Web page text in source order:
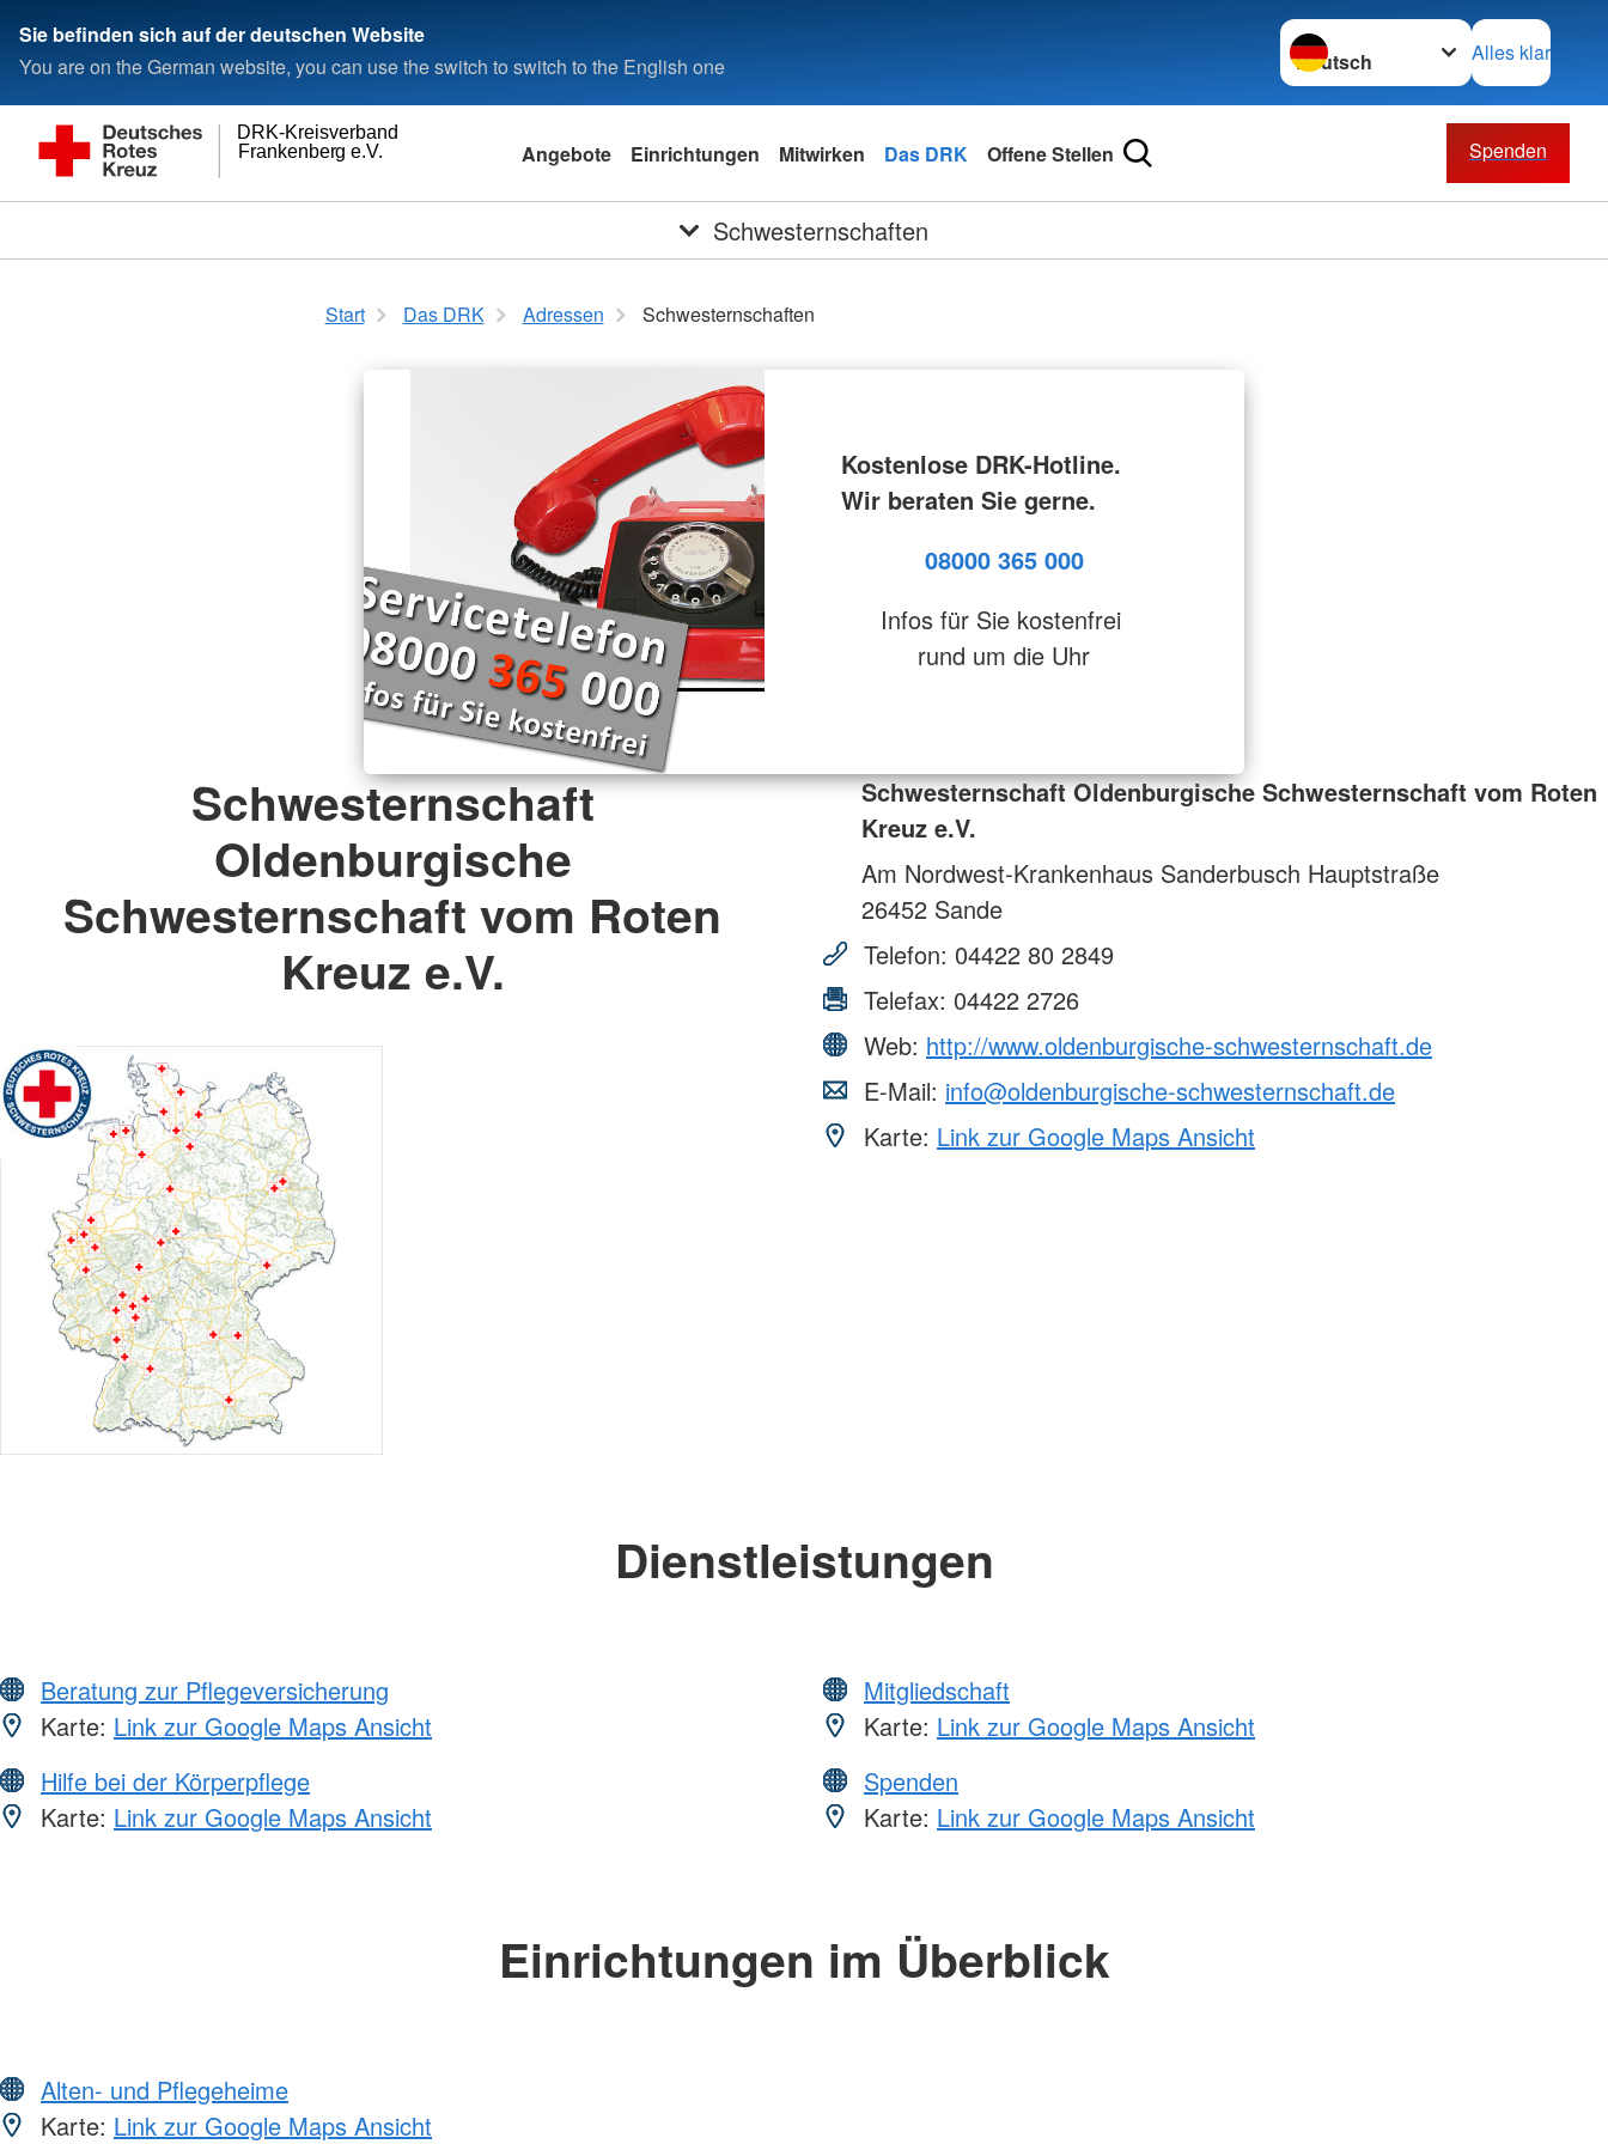
Sie befinden sich auf der deutschen Website
You are on the German website, you can use the switch to switch to the English one
Sprache wechseln zu
Alles klar
Frankenberg e.V.
DRK-Kreisverband
Angebote Einrichtungen Mitwirken Das DRK Offene Stellen Spenden
Schwesternschaften
Start Das DRK Adressen Schwesternschaften
Kostenlose DRK-Hotline.
Wir beraten Sie gerne.
08000 365 000
Infos für Sie kostenfrei
rund um die Uhr
Schwesternschaft
Oldenburgische
Schwesternschaft vom Roten
Kreuz e.V.
Schwesternschaft Oldenburgische Schwesternschaft vom Roten
Kreuz e.V.
Am Nordwest-Krankenhaus Sanderbusch Hauptstraße
26452 Sande
Telefon: 04422 80 2849
Telefax: 04422 2726
Web: http://www.oldenburgische-schwesternschaft.de
E-Mail: info@oldenburgische-schwesternschaft.de
Karte: Link zur Google Maps Ansicht
Dienstleistungen
Beratung zur Pflegeversicherung
Karte: Link zur Google Maps Ansicht
Hilfe bei der Körperpflege
Karte: Link zur Google Maps Ansicht
Mitgliedschaft
Karte: Link zur Google Maps Ansicht
Spenden
Karte: Link zur Google Maps Ansicht
Einrichtungen im Überblick
Alten- und Pflegeheime
Karte: Link zur Google Maps Ansicht